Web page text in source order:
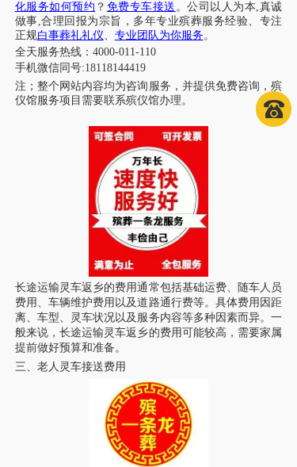
化服务如何预约 ？ 免费专车接送 。公司以人为本,真诚
做事,合理回报为宗旨，多年专业殡葬服务经验、专注
正规白事葬礼礼仪、 专业团队为你服务。
全天服务热线： 4000-011-110
手机微信同号:18118144419
注； 整个网站内容均为咨询服务，并提供免费咨询，殡
仪馆服务项目需要联系殡仪馆办理。
长途运输灵车返乡的费用通常包括基础运费、随车人员
费用、车辆维护费用以及道路通行费等。具体费用因距
离、车型、
灵车状况以及服务内容等多种因素而异。一
般来说，长途运输灵车返乡的费用可能较高，需要家属
提前做好预算和准备。
三、老人 灵车接送费用